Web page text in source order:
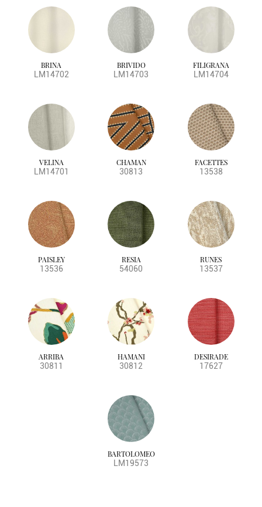
BRINA
LM14702
BRIVIDO
LM14703
FILIGRANA
LM14704
VELINA
LM14701
CHAMAN
30813
FACETTES
13538
PAISLEY
13536
RESIA
54060
RUNES
13537
ARRIBA
30811
HAMANI
30812
DESIRADE
17627
BARTOLOMEO
LM19573